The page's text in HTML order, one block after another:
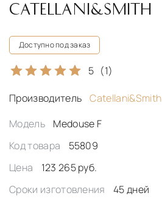
CATELLANI&SMITH
Доступно под заказ
5 (1)
Производитель
Catellani&Smith
Модель
Medouse F
Код товара
55809
Цена
123 265 руб.
Сроки изготовления
45 дней